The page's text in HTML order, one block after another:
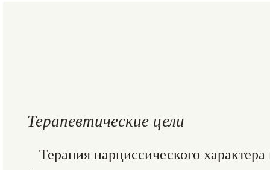
Терапевтические цели
Терапия нарциссического